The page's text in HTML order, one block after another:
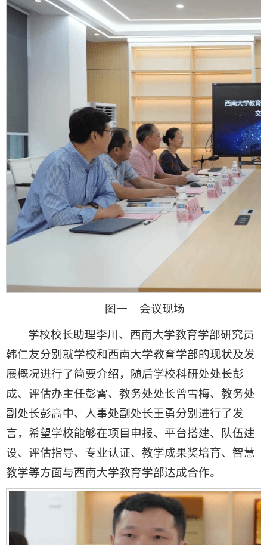
图一 会议现场
学校校长助理李川、西南大学教育学部研究员
韩仁友分别就学校和西南大学教育学部的现状及发
展概况进行了简要介绍，随后学校科研处处长彭
成、评估办主任彭霄、教务处处长曾雪梅、教务处
副处长彭高中、人事处副处长王勇分别进行了发
言，希望学校能够在项目申报、平台搭建、队伍建
设、评估指导、专业认证、教学成果奖培育、智慧
教学等方面与西南大学教育学部达成合作。